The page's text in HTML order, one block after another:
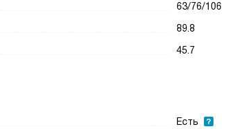
63/76/106
89.8
45.7
Есть